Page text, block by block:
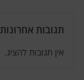
תגובות אחרונות
אין תגובות להציג.